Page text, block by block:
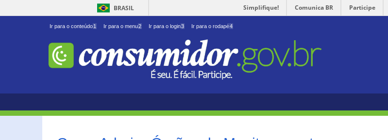
BRASIL Simplifique! Comunica BR Participe
Ir para o conteúdo1 Ir para o menu2 Ir para o login3 Ir para o rodapé4